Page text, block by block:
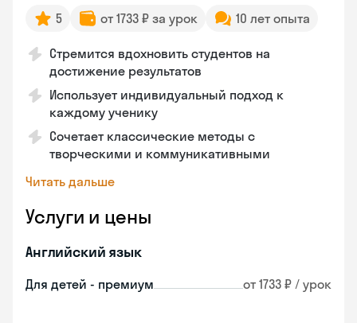
5 от 1733 ₽ за урок 10 лет опыта
Стремится вдохновить студентов на
достижение результатов
Использует индивидуальный подход к
каждому ученику
Сочетает классические методы с
творческими и коммуникативными
Читать дальше
Услуги и цены
Английский язык
Для детей - премиум от 1733 ₽ / урок